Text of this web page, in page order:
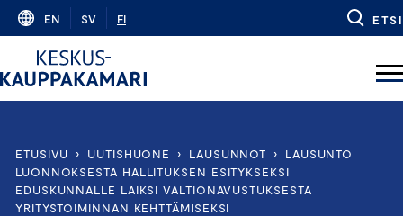
Skip
content
EN SV FI ETSI
ETUSIVU › UUTISHUONE › LAUSUNNOT ›
LAUSUNTO
LUONNOKSESTA HALLITUKSEN ESITYKSEKSI
EDUSKUNNALLE LAIKSI VALTIONAVUSTUKSESTA
YRITYSTOIMINNAN KEHTTÄMISEKSI